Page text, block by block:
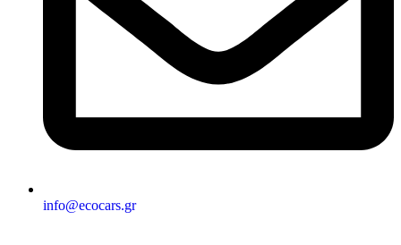
info@ecocars.gr